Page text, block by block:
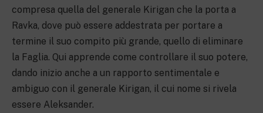
compresa quella del generale Kirigan che la porta a
Ravka, dove può essere addestrata per portare a
termine il suo compito più grande, quello di eliminare
la Faglia. Qui apprende come controllare il suo potere,
dando inizio anche a un rapporto sentimentale e
ambiguo con il generale Kirigan, il cui nome si rivela
essere Aleksander.